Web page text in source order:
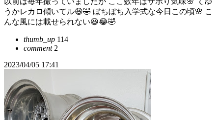
うかレカロ傾いてル😆🤣 ぼちぼち入学式な今日この頃🌸 こ
んな風には載せられない😆😂🤣
thumb_up 114
comment2
2023/04/05 17:41